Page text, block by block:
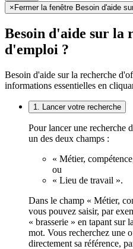
×Fermer la fenêtre Besoin d'aide
Besoin d'aide sur la
d'emploi ?
Besoin d'aide sur la recherche
informations essentielles en
1. Lancer votre recherche
Pour lancer une recherche
un des deux champs :
« Métier,
ou
« Lieu de travail ».
Dans le champ « Métier,
vous pouvez saisir, par
« brasserie » en tapant sur
mot. Vous recherchez une
directement sa référence,